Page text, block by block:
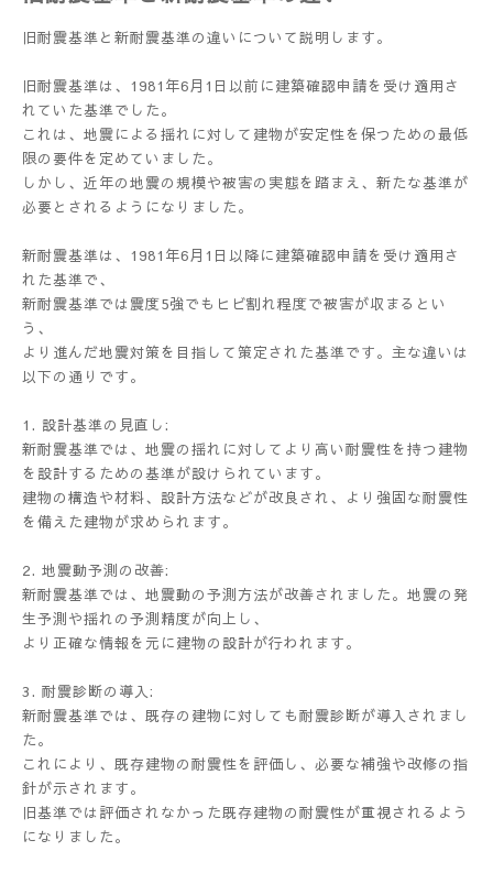
旧耐震基準と新耐震基準の違いについて説明します。
旧耐震基準は、1981年6月1日以前に建築確認申請を受け適用さ
れていた基準でした。
これは、地震による揺れに対して建物が安定性を保つための最低
限の要件を定めていました。
しかし、近年の地震の規模や被害の実態を踏まえ、新たな基準が
必要とされるようになりました。
新耐震基準は、1981年6月1日以降に建築確認申請を受け適用さ
れた基準で、
新耐震基準では震度5強でもヒビ割れ程度で被害が収まるとい
う、
より進んだ地震対策を目指して策定された基準です。主な違いは
以下の通りです。
1. 設計基準の見直し:
新耐震基準では、地震の揺れに対してより高い耐震性を持つ建物
を設計するための基準が設けられています。
建物の構造や材料、設計方法などが改良され、より強固な耐震性
を備えた建物が求められます。
2. 地震動予測の改善:
新耐震基準では、地震動の予測方法が改善されました。地震の発
生予測や揺れの予測精度が向上し、
より正確な情報を元に建物の設計が行われます。
3. 耐震診断の導入:
新耐震基準では、既存の建物に対しても耐震診断が導入されまし
た。
これにより、既存建物の耐震性を評価し、必要な補強や改修の指
針が示されます。
旧基準では評価されなかった既存建物の耐震性が重視されるよう
になりました。